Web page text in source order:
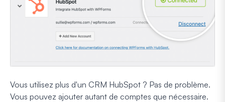
Vous utilisez plus d'un CRM HubSpot ? Pas de problème.
Vous pouvez ajouter autant de comptes que nécessaire.